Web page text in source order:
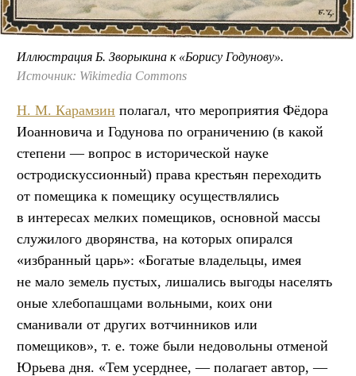
Иллюстрация Б. Зворыкина к «Борису Годунову».
Источник: Wikimedia Commons
Н. М. Карамзин полагал, что мероприятия Фёдора
Иоанновича и Годунова по ограничению (в какой
степени — вопрос в исторической науке
остродискуссионный) права крестьян переходить
от помещика к помещику осуществлялись
в интересах мелких помещиков, основной массы
служилого дворянства, на которых опирался
«избранный царь»: «Богатые владельцы, имея
не мало земель пустых, лишались выгоды населять
оные хлебопашцами вольными, коих они
сманивали от других вотчинников или
помещиков», т. е. тоже были недовольны отменой
Юрьева дня. «Тем усерднее, — полагает автор, —